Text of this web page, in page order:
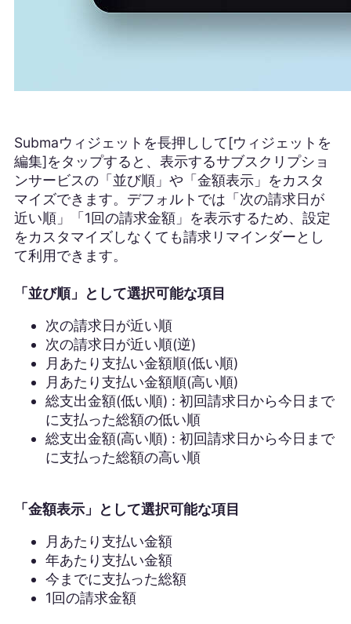
Submaウィジェットを長押しして[ウィジェットを
編集]をタップすると、表示するサブスクリプショ
ンサービスの「並び順」や「金額表示」をカスタ
マイズできます。デフォルトでは「次の請求日が
近い順」「1回の請求金額」を表示するため、設定
をカスタマイズしなくても請求リマインダーとし
て利用できます。
「並び順」として選択可能な項目
次の請求日が近い順
次の請求日が近い順(逆)
月あたり支払い金額順(低い順)
月あたり支払い金額順(高い順)
総支出金額(低い順) : 初回請求日から今日まで
に支払った総額の低い順
総支出金額(高い順) : 初回請求日から今日まで
に支払った総額の高い順
「金額表示」として選択可能な項目
月あたり支払い金額
年あたり支払い金額
今までに支払った総額
1回の請求金額